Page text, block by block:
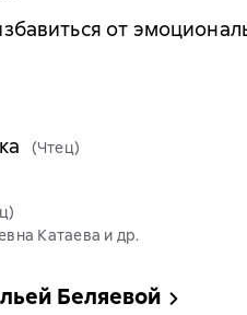
от
(Чтец)
Катаева и др.
Беляевой